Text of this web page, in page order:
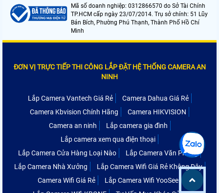
Mã số doanh nghiệp: 0312866570 do Sở Tài Chính
TP.HCM cấp ngày 23/07/2014. Trụ sở chính: 51 Lũy
Bán Bích, Phường Phú Thạnh, Thành Phố Hồ Chí
Minh
ĐƠN VỊ TRỰC TIẾP THI CÔNG LẮP ĐẶT HỆ THỐNG CAMERA AN
NINH
Lắp Camera Vantech Giá Rẻ
Camera Dahua Giá Rẻ
Camera Kbvision Chính Hãng
Camera HIKVISION
Camera an ninh
Lắp camera gia đình
Lắp camera xem qua điện thoại
Lắp Camera Cửa Hàng Loại Nào
Lắp Camera Văn Phòng
Lắp Camera Nhà Xưởng
Lắp Camera Wifi Giá Rẻ Không Dây
Camera Wifi Giá Rẻ
Lắp Camera Wifi YooSee